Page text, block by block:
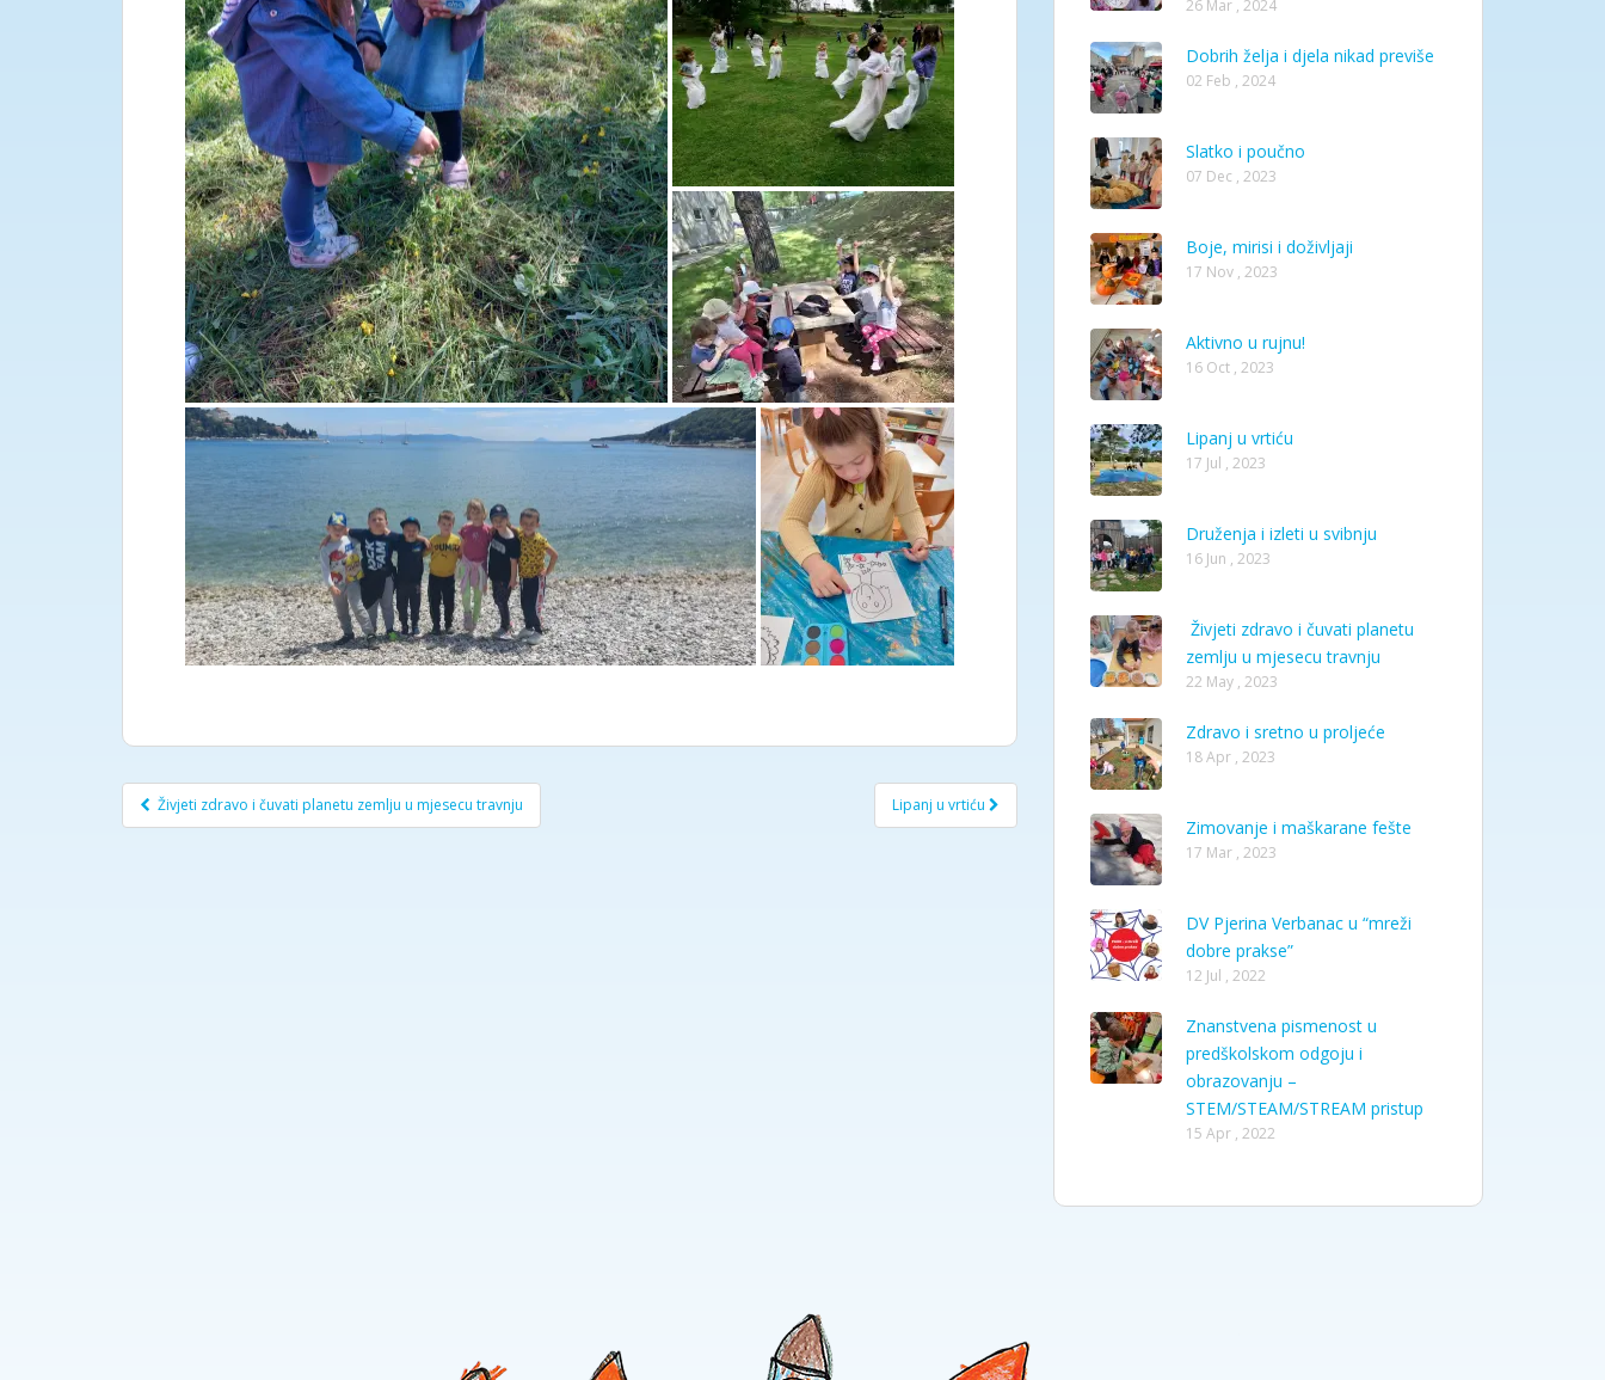
Post
navigation
Živjeti zdravo i čuvati planetu zemlju u mjesecu travnju Lipanj u vrtiću
26 Mar , 2024
Dobrih želja i djela nikad previše
02 Feb , 2024
Slatko i poučno
07 Dec , 2023
Boje, mirisi i doživljaji
17 Nov , 2023
Aktivno u rujnu!
16 Oct , 2023
Lipanj u vrtiću
17 Jul , 2023
Druženja i izleti u svibnju
16 Jun , 2023
Živjeti zdravo i čuvati planetu
zemlju u mjesecu travnju
22 May , 2023
Zdravo i sretno u proljeće
18 Apr , 2023
Zimovanje i maškarane fešte
17 Mar , 2023
DV Pjerina Verbanac u “mreži
dobre prakse”
12 Jul , 2022
Znanstvena pismenost u
predškolskom odgoju i
obrazovanju –
STEM/STEAM/STREAM pristup
15 Apr , 2022